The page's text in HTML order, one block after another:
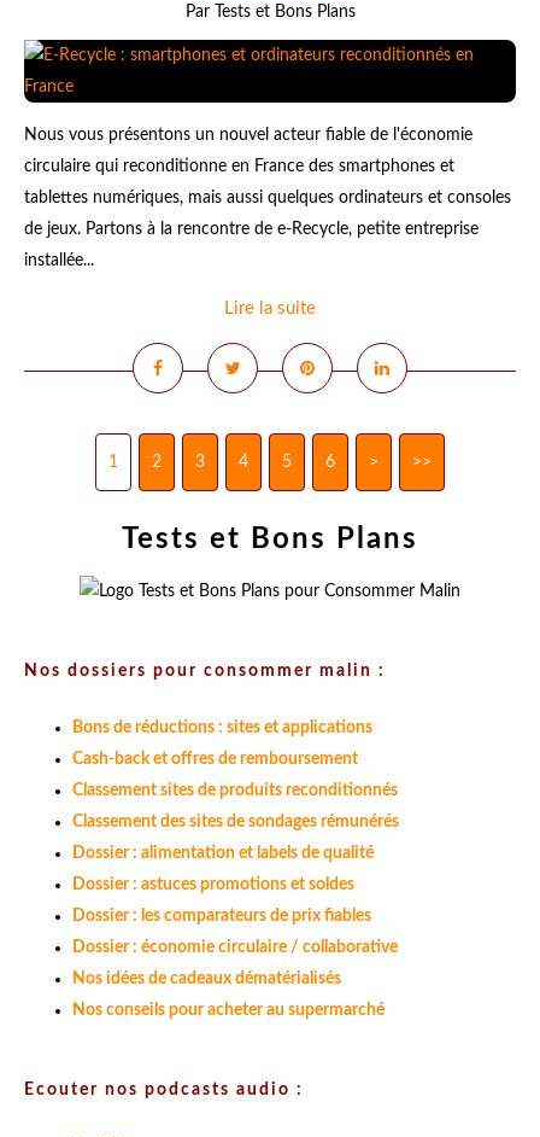
Par Tests et Bons Plans
Nous vous présentons un nouvel acteur fiable de l'économie
circulaire qui reconditionne en France des smartphones et
tablettes numériques, mais aussi quelques ordinateurs et consoles
de jeux. Partons à la rencontre de e-Recycle, petite entreprise
installée...
Lire la suite
1 2 3 4 5 6 > >>
Tests et Bons Plans
Nos dossiers pour consommer malin :
Bons de réductions : sites et applications
Cash-back et offres de remboursement
Classement sites de produits reconditionnés
Classement des sites de sondages rémunérés
Dossier : alimentation et labels de qualité
Dossier : astuces promotions et soldes
Dossier : les comparateurs de prix fiables
Dossier : économie circulaire / collaborative
Nos idées de cadeaux dématérialisés
Nos conseils pour acheter au supermarché
Ecouter nos podcasts audio :